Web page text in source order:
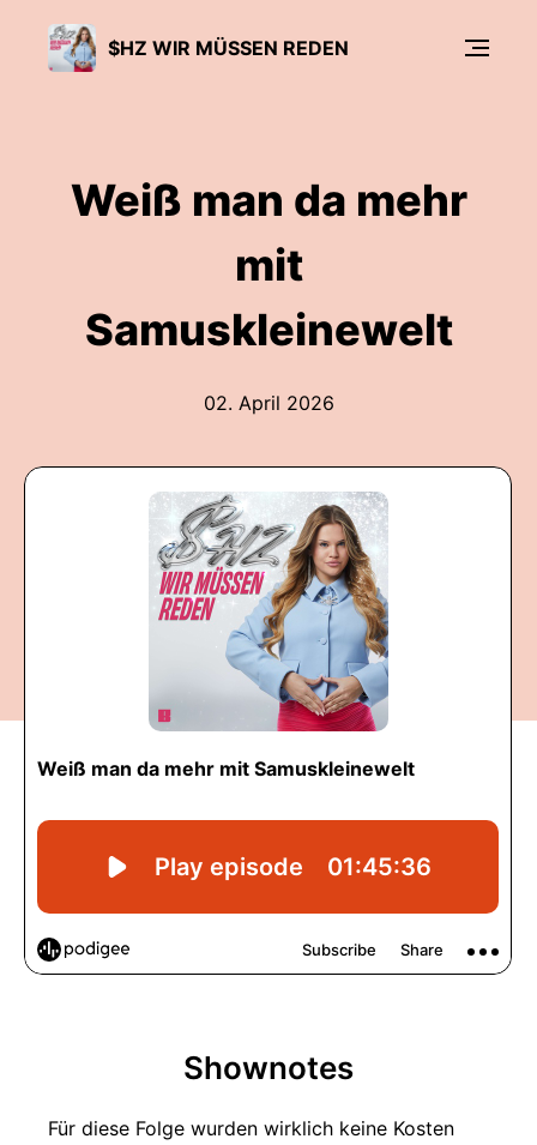
$HZ WIR MÜSSEN REDEN
Weiß man da mehr
mit
Samuskleinewelt
02. April 2026
Shownotes
Für diese Folge wurden wirklich keine Kosten